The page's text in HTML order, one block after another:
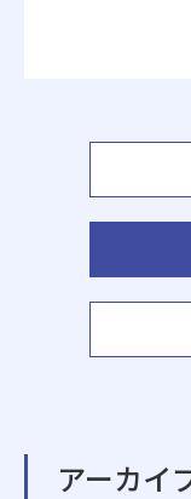
アーカイ